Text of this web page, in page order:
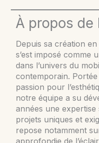
À propos de
Depuis sa création en
s’est imposé comme
dans l’univers du
contemporain.
passion pour
notre équipe a su
années une
projets uniques et
repose notamment